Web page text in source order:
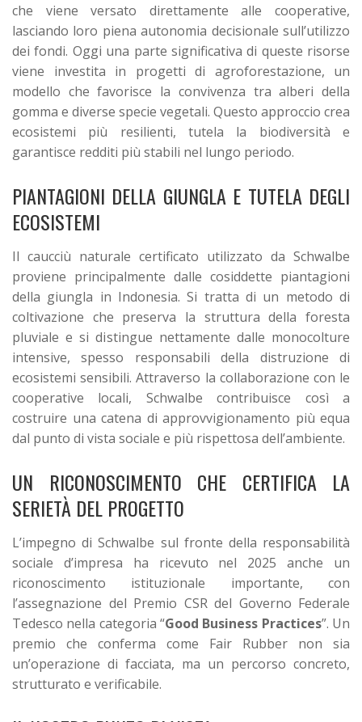
che viene versato direttamente alle cooperative,
lasciando loro piena autonomia decisionale sull’utilizzo
dei fondi. Oggi una parte significativa di queste risorse
viene investita in progetti di agroforestazione, un
modello che favorisce la convivenza tra alberi della
gomma e diverse specie vegetali. Questo approccio crea
ecosistemi più resilienti, tutela la biodiversità e
garantisce redditi più stabili nel lungo periodo.
PIANTAGIONI DELLA GIUNGLA E TUTELA DEGLI
ECOSISTEMI
Il caucciù naturale certificato utilizzato da Schwalbe
proviene principalmente dalle cosiddette piantagioni
della giungla in Indonesia. Si tratta di un metodo di
coltivazione che preserva la struttura della foresta
pluviale e si distingue nettamente dalle monocolture
intensive, spesso responsabili della distruzione di
ecosistemi sensibili.Attraverso la collaborazione con le
cooperative locali, Schwalbe contribuisce così a
costruire una catena di approvvigionamento più equa
dal punto di vista sociale e più rispettosa dell’ambiente.
UN RICONOSCIMENTO CHE CERTIFICA LA
SERIETÀ DEL PROGETTO
L’impegno di Schwalbe sul fronte della responsabilità
sociale d’impresa ha ricevuto nel 2025 anche un
riconoscimento istituzionale importante, con
l’assegnazione del Premio CSR del Governo Federale
Tedesco nella categoria “Good Business Practices”. Un
premio che conferma come Fair Rubber non sia
un’operazione di facciata, ma un percorso concreto,
strutturato e verificabile.